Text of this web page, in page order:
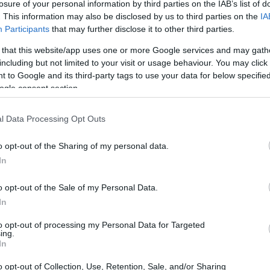
of your personal information by third parties on the IAB’s list of
This information may also be disclosed by us to third parties on the
Participants that may further disclose it to other third parties.
that this website/app uses one or more Google services and may
but not limited to your visit or usage behaviour. You may
to Google and its third-party tags to use your data for below
consent section.
Data Processing Opt Outs
opt-out of the Sharing of my personal data.
opt-out of the Sale of my Personal Data.
opt-out of processing my Personal Data for Targeted
opt-out of Collection, Use, Retention, Sale, and/or Sharing
se enfrentan a la dificultad de obtener préstamos
ASNEF. Sin embargo, contar con una nómina
incluso en estas circunstancias. Este artículo
los préstamos con ASNEF y nómina,
quienes buscan soluciones financieras.
y nómina
financieros diseñados para personas que, a
ingresos regulares. La nómina actúa como un
actual del solicitante. A diferencia de otros tipos de
papel crucial, en este caso, la prioridad se otorga